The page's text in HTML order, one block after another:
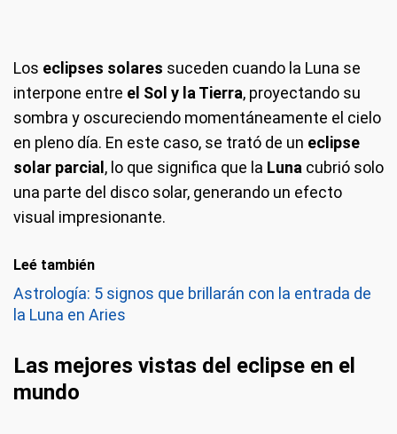
Los eclipses solares suceden cuando la Luna se
interpone entre el Sol y la Tierra, proyectando su
sombra y oscureciendo momentáneamente el cielo
en pleno día. En este caso, se trató de un eclipse
solar parcial , lo que significa que la Luna cubrió solo
una parte del disco solar, generando un efecto
visual impresionante.
Leé también
Astrología: 5 signos que brillarán con la entrada de
la Luna en Aries
Las mejores vistas del eclipse en el
mundo